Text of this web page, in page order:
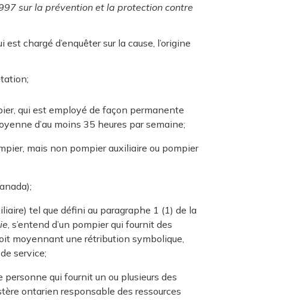
sur la prévention et la protection contre
chargé d’enquêter sur la cause, l’origine
qui est employé de façon permanente
d’au moins 35 heures par semaine;
mais non pompier auxiliaire ou pompier
tel que défini au paragraphe 1 (1) de la
, s’entend d’un pompier qui fournit des
moyennant une rétribution symbolique,
service;
personne qui fournit un ou plusieurs des
ontarien responsable des ressources